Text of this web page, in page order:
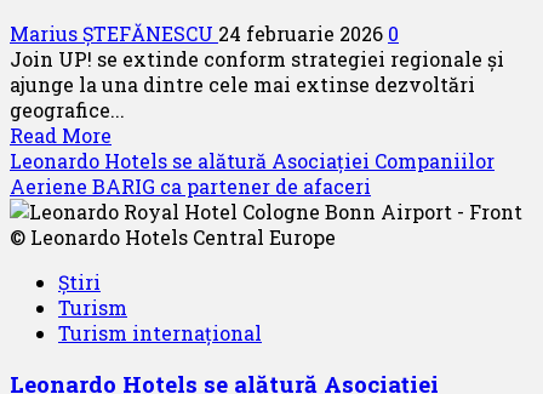
operatorii
Marius ȘTEFĂNESCU 24 februarie 2026 0
Join UP! se extinde conform strategiei regionale și
ajunge la una dintre cele mai extinse dezvoltări
geografice...
Read More
more
about
Join
UP!
charter
pe
de
Leonardo Hotels se alătură Asociației Companiilor
Aeriene BARIG ca partener de afaceri
Știri
Turism
Turism internațional
Leonardo Hotels se alătură Asociației